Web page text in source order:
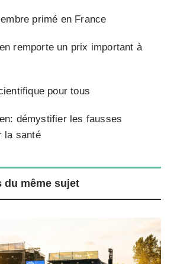
primé en France
remporte un prix important à
pour tous
démystifier les fausses
la santé
du même sujet